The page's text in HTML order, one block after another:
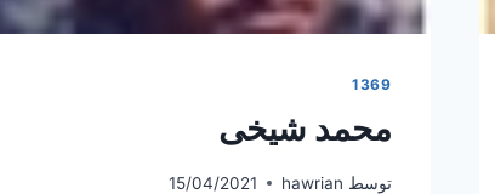
1369
محمد شیخی
توسط hawrian
15/04/2021